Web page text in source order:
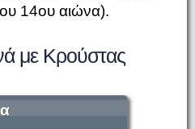
14ου αιώνα).
με Κρούστας